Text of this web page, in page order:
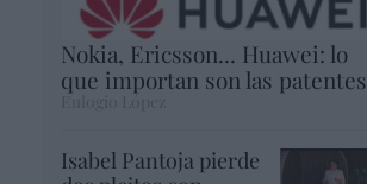
Nokia, Ericsson... Huawei: lo
que importan son las patentes
Eulogio López
Isabel Pantoja pierde